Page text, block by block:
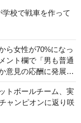
校で戦車を作って
ら女性が70%になっ
ント欄で「男も普通
意見の応酬に発展…
トボールチーム、実
ャンピオンに返り咲